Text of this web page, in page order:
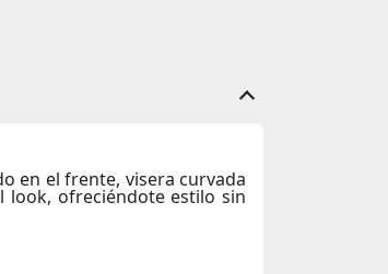
en el frente, visera curvada
look, ofreciéndote estilo sin